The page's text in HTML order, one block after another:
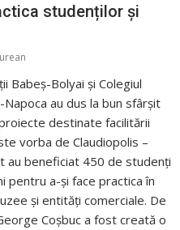
studenților și
Babeș-Bolyai și Colegiul
au dus la bun sfârșit
destinate facilitării
vorba de Claudiopolis –
au beneficiat 450 de studenți
pentru a-și face practica în
și entități comerciale. De
Coșbuc a fost creată o